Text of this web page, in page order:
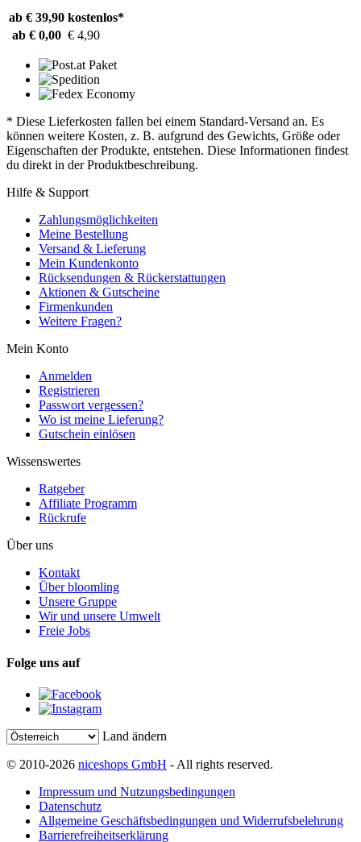
ab € 39,90 kostenlos*
ab € 0,00 € 4,90
* Diese Lieferkosten fallen bei einem Standard-Versand an. Es
können weitere Kosten, z. B. aufgrund des Gewichts, Größe oder
Eigenschaften der Produkte, entstehen. Diese Informationen findest
du direkt in der Produktbeschreibung.
Hilfe & Support
Zahlungsmöglichkeiten
Meine Bestellung
Versand & Lieferung
Mein Kundenkonto
Rücksendungen & Rückerstattungen
Aktionen & Gutscheine
Firmenkunden
Weitere Fragen?
Mein Konto
Anmelden
Registrieren
Passwort vergessen?
Wo ist meine Lieferung?
Gutschein einlösen
Wissenswertes
Ratgeber
Affiliate Programm
Rückrufe
Über uns
Kontakt
Über bloomling
Unsere Gruppe
Wir und unsere Umwelt
Freie Jobs
Folge uns auf
Land ändern
© 2010-2026 niceshops GmbH - All rights reserved.
Impressum und Nutzungsbedingungen
Datenschutz
Allgemeine Geschäftsbedingungen und Widerrufsbelehrung
Barrierefreiheitserklärung